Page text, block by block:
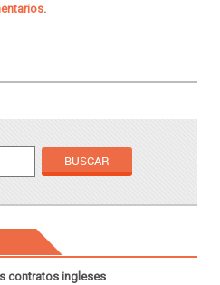
.
contratos ingleses